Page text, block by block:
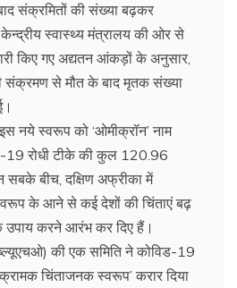
संक्रमितों की संख्या बढ़कर
स्वास्थ्य मंत्रालय की ओर से
किए गए अद्यतन आंकड़ों के अनुसार,
संक्रमण से मौत के बाद मृतक संख्या
नये स्वरूप को ‘ओमीक्रॉन’ नाम
19 रोधी टीके की कुल 120.96
बीच, दक्षिण अफ्रीका में
के आने से कई देशों की चिंताएं बढ़
उपाय करने आरंभ कर दिए हैं।
की एक समिति ने कोविड-19
चिंताजनक स्वरूप’ करार दिया